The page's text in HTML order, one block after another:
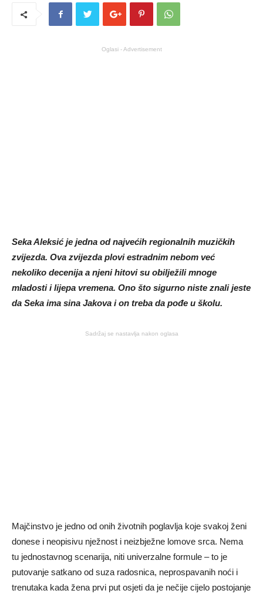
Oglasi - Advertisement
Seka Aleksić je jedna od najvećih regionalnih muzičkih
zvijezda. Ova zvijezda plovi estradnim nebom već
nekoliko decenija a njeni hitovi su obilježili mnoge
mladosti i lijepa vremena. Ono što sigurno niste znali jeste
da Seka ima sina Jakova i on treba da pođe u školu.
Sadržaj se nastavlja nakon oglasa
Majčinstvo je jedno od onih životnih poglavlja koje svakoj ženi
donese i neopisivu nježnost i neizbježne lomove srca. Nema
tu jednostavnog scenarija, niti univerzalne formule – to je
putovanje satkano od suza radosnica, neprospavanih noći i
trenutaka kada žena prvi put osjeti da je nečije cijelo postojanje